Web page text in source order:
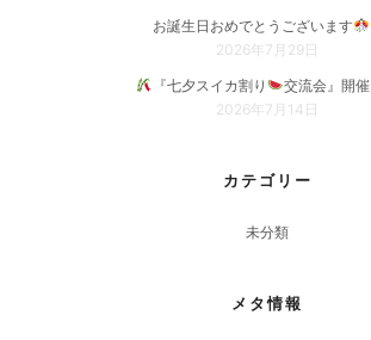
お誕生日おめでとうございます
2026年7月29日
『七夕スイカ割り
交流会』開催
2026年7月14日
カテゴリー
未分類
メタ情報